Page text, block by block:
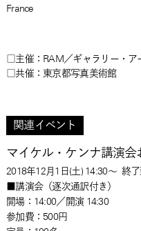
France
□主催：RAM／ギャラリー・ア
□共催：東京都写真美術館
関連イベント
マイケル・ケンナ講演
2018年12月1日(土) 14:30～ 終
■講演会（逐次通訳付き）
開場：14:00／開演 14:30
参加費：500円